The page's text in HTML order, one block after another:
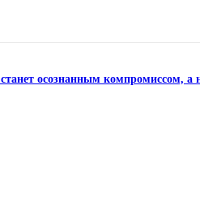
осознанным компромиссом, а